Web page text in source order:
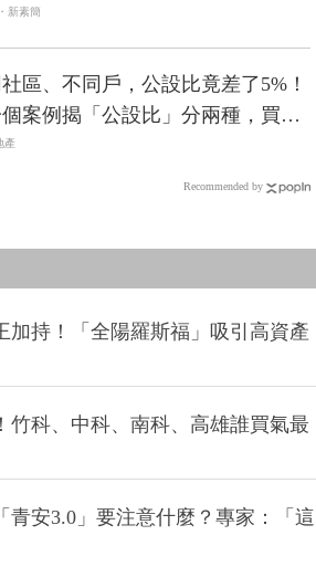
新素簡
社區、不同戶，公設比竟差了5%！
案例揭「公設比」分兩種，買房
枉錢就是沒弄懂這點
產
Recommended by
加持！「全陽羅斯福」吸引高資產
竹科、中科、南科、高雄誰買氣最
青安3.0」要注意什麼？專家：「這